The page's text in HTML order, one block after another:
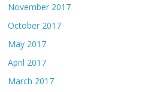
November 2017
October 2017
May 2017
April 2017
March 2017